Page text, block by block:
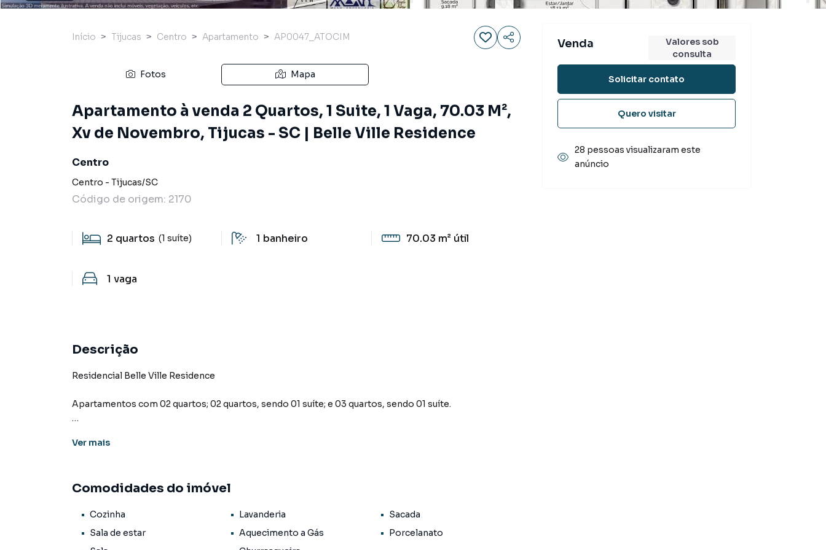
Início Tijucas Centro Apartamento AP0047_ATOCIM
Fotos Mapa
Apartamento à venda 2 Quartos, 1 Suite, 1 Vaga, 70.03 M²,
Xv de Novembro, Tijucas - SC | Belle Ville Residence
Centro
Centro - Tijucas/SC
Código de origem: 2170
2 quartos (1 suíte) 1 banheiro 70.03 m² útil
1 vaga
Descrição
Residencial Belle Ville Residence
Apartamentos com 02 quartos; 02 quartos, sendo 01 suíte; e 03 quartos, sendo 01 suíte.
Entrega para dezembro de 2024
Ver mais
Comodidades do imóvel
Cozinha Lavanderia
Sacada
Sala de estar
Aquecimento a Gás
Porcelanato
Venda
Valores sob
consulta
Solicitar contato
Quero visitar
28 pessoas visualizaram este
anúncio